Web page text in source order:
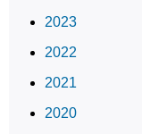
2023
2022
2021
2020